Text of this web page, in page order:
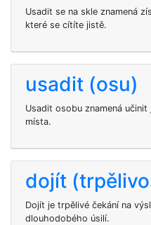
Usadit se na skle znamená
které se cítíte jistě.
usadit (osu)
Usadit osobu znamená
místa.
dojít
Dojít je trpělivé čekání na
dlouhodobého úsilí.